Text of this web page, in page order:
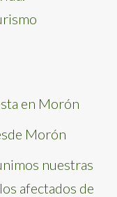
en Morón
Morón
nuestras
afectados de